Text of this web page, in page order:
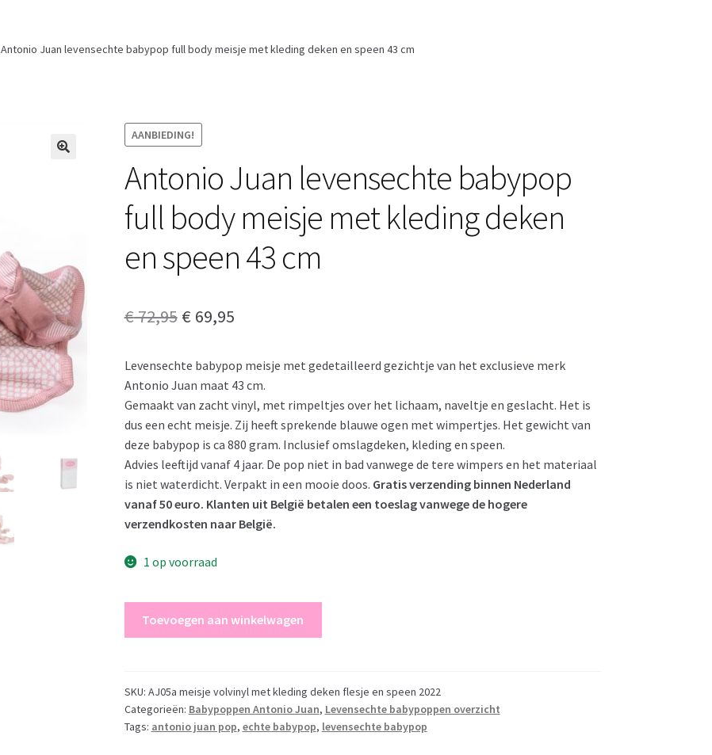
Antonio Juan levensechte babypop full body meisje met kleding deken en speen 43 cm
AANBIEDING!
Antonio Juan levensechte babypop
full body meisje met kleding deken
en speen 43 cm
€72,95 Oorspronkelijke
was:
€ 72,95.
€ 69,95Huidige
is:
€ 69,95.
Levensechte babypop meisje met gedetailleerd gezichtje van het exclusieve merk
Antonio Juan maat 43 cm.
Gemaakt van zacht vinyl, met rimpeltjes over het lichaam, naveltje en geslacht. Het is
dus een echt meisje. Zij heeft sprekende blauwe ogen met wimpertjes. Het gewicht van
deze babypop is ca 880 gram. Inclusief omslagdeken, kleding en speen.
Advies leeftijd vanaf 4 jaar. De pop niet in bad vanwege de tere wimpers en het materiaal
is niet waterdicht. Verpakt in een mooie doos. Gratis verzending binnen Nederland
vanaf 50 euro. Klanten uit België betalen een toeslag vanwege de hogere
verzendkosten naar België.
1 op voorraad
full
body
meisje
Toevoegen aan winkelwagen
SKU: AJ05a meisje volvinyl met kleding deken flesje en speen 2022
Categorieën: Babypoppen Antonio Juan, Levensechte babypoppen overzicht
Tags: antonio juan pop, echte babypop, levensechte babypop